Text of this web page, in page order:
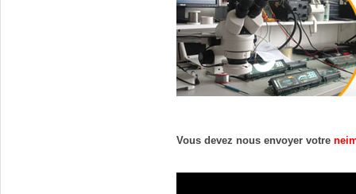
Vous devez nous envoyer votre